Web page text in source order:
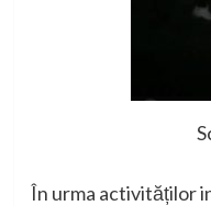
În urma activităților